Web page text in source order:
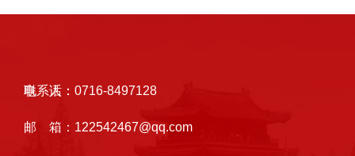
联系人：
电 话： 0716-8497128
邮 箱： 122542467@qq.com